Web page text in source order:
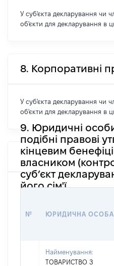
У суб'єкта декларування чи
об'єкти для декларування в
8. Корпоративні
У суб'єкта декларування чи
об'єкти для декларування в
9. Юридичні
подібні правові
кінцевим
власником
суб’єкт
його сім'ї
№ ЮРИДИЧНА ОСОБА
Найменування:
ТОВАРИСТВО З